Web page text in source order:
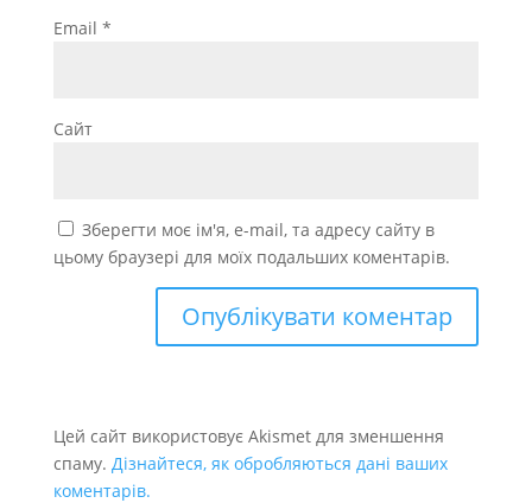
Email *
Сайт
Зберегти моє ім'я, e-mail, та адресу сайту в
цьому браузері для моїх подальших коментарів.
Цей сайт використовує Akismet для зменшення
спаму. Дізнайтеся, як обробляються дані ваших
коментарів.